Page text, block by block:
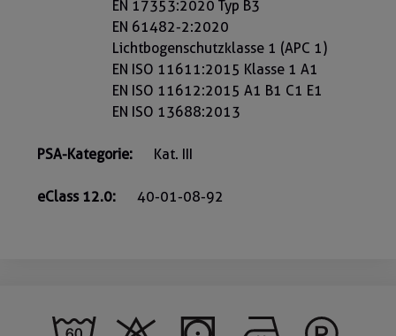
EN 17353:2020 Typ B3
EN 61482-2:2020
Lichtbogenschutzklasse 1 (APC 1)
EN ISO 11611:2015 Klasse 1 A1
EN ISO 11612:2015 A1 B1 C1 E1
EN ISO 13688:2013
PSA-Kategorie: Kat. III
eClass 12.0: 40-01-08-92